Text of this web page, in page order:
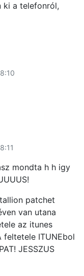
ki a telefonról,
mondta h h igy
patchet
van utana
az itunes
feltetele ITUNEbol
JESSZUS